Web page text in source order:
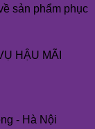
sản phẩm phục
HẬU MÃI
- Hà Nội